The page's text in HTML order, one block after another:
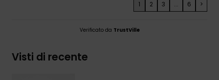
1 2 3 ... 6 >
Verificato da TrustVille
Visti di recente